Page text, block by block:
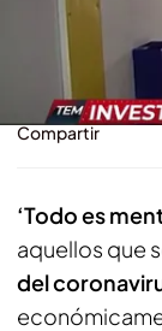
contrato
Compartir
‘Todo es
aquellos que
del